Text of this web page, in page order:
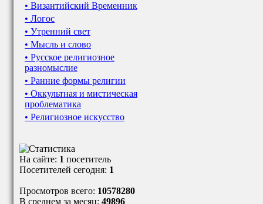
• Византийский Временник
• Логос
• Утренний свет
• Мысль и слово
• Русское религиозное
разномыслие
• Ранние формы религии
• Оккультная и мистическая
проблематика
• Религиозное искусство
На сайте: 1 посетитель
Посетителей сегодня: 1
Просмотров всего: 10578280
В среднем за месяц: 49896